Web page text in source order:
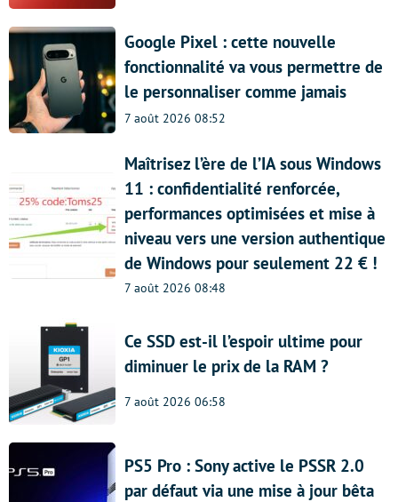
Google Pixel : cette nouvelle
fonctionnalité va vous permettre de
le personnaliser comme jamais
7 août 2026 08:52
Maîtrisez l’ère de l’IA sous Windows
11 : confidentialité renforcée,
performances optimisées et mise à
niveau vers une version authentique
de Windows pour seulement 22 € !
7 août 2026 08:48
Ce SSD est-il l’espoir ultime pour
diminuer le prix de la RAM ?
7 août 2026 06:58
PS5 Pro : Sony active le PSSR 2.0
par défaut via une mise à jour bêta